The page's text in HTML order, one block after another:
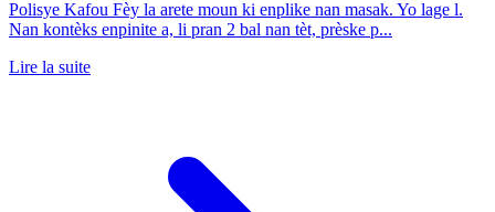
Polisye Kafou Fèy la arete moun ki enplike nan masak. Yo lage l.
Nan kontèks enpinite a, li pran 2 bal nan tèt, prèske p...
Lire la suite